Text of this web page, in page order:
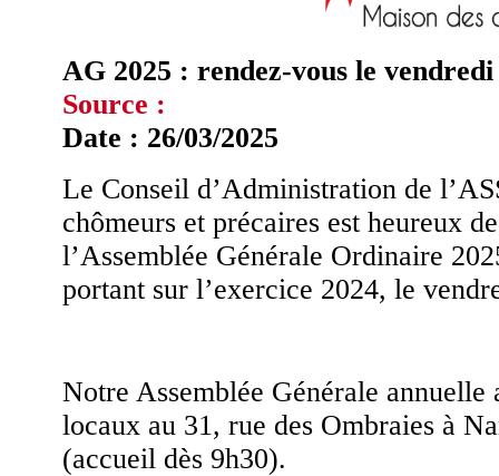
AG 2025 : rendez-vous le
Source :
Date : 26/03/2025
Le Conseil d’Administration de
chômeurs et précaires est heureux
l’Assemblée Générale Ordinaire
portant sur l’exercice 2024, le
Notre Assemblée Générale annuelle
locaux au 31, rue des Ombraies à
(accueil dès 9h30).